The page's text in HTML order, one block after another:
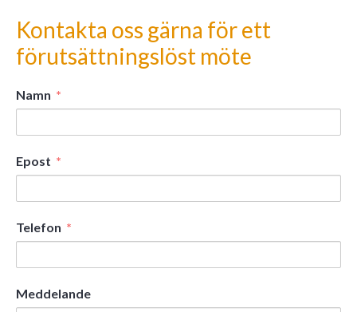
Kontakta oss gärna för ett
förutsättningslöst möte
Namn
Epost
Telefon
Meddelande